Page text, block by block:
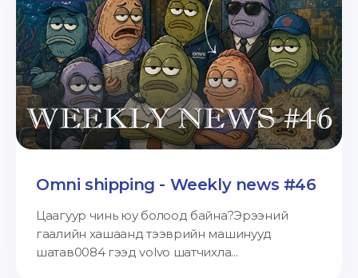
Omni shipping - Weekly news #46
Цаагуур чинь юу болоод байна?Эрээний
гаалийн хашаанд тээврийн машинууд
шатав0084 гээд volvo шатчихла...